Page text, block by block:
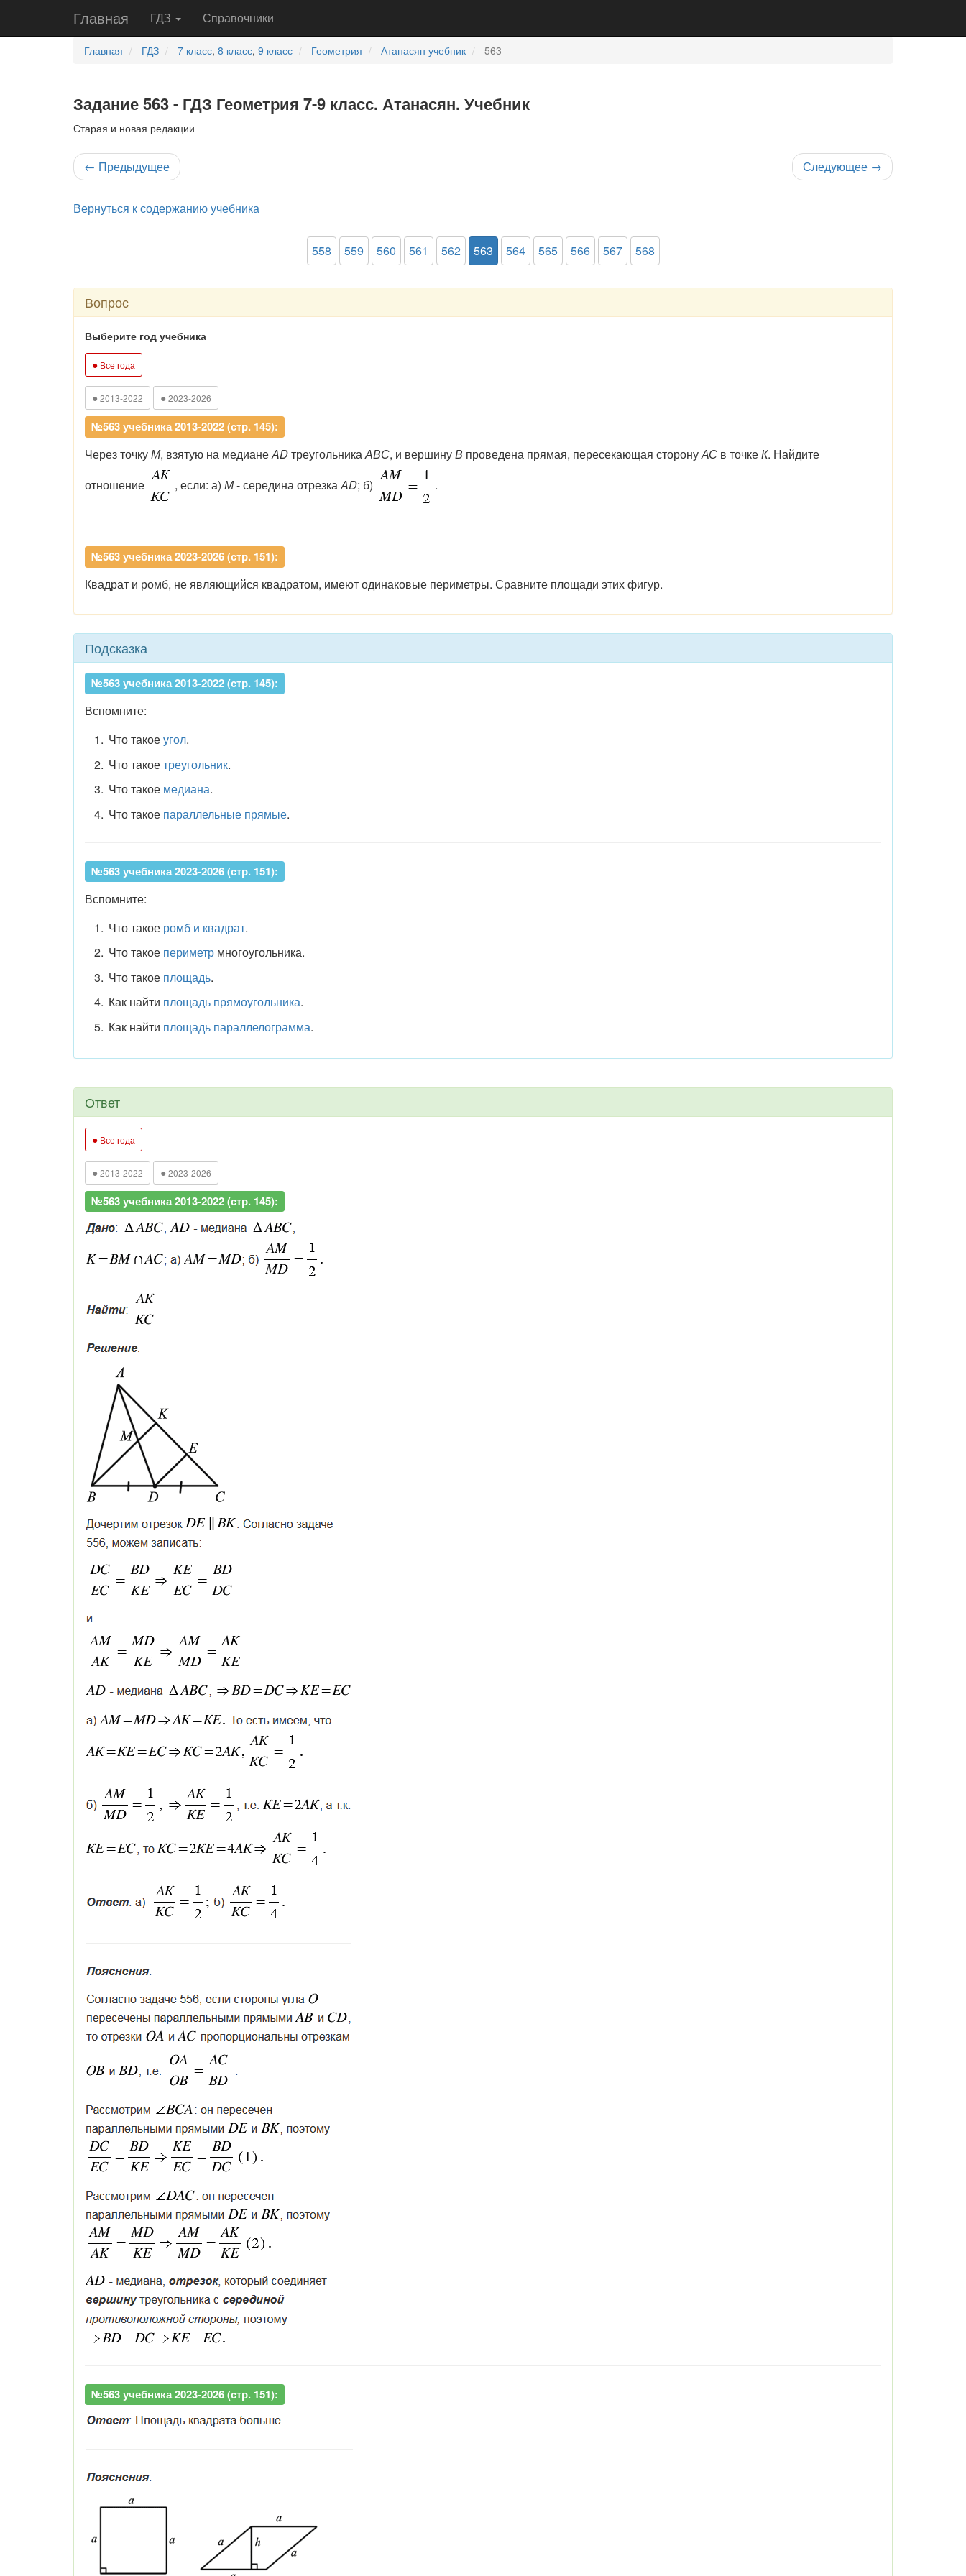
Главная ГДЗ Справочники
Главная ГДЗ 7 класс, 8 класс, 9 класс Геометрия Атанасян учебник 563
Задание 563 - ГДЗ Геометрия 7-9 класс. Атанасян. Учебник
Старая и новая редакции
← Предыдущее Следующее →
Вернуться к содержанию учебника
558 559 560 561 562 563 564 565 566 567 568
Вопрос
Выберите год учебника
● Все года
● 2013-2022 ● 2023-2026
№563 учебника 2013-2022 (стр. 145):
Через точкуМ, взятую на медианеADтреугольникаАВС, и вершинуВ проведена прямая, пересекающая сторонуАС в точкеК. Найдите
отношение
, если: а) М- середина отрезкаAD; б) .
№563 учебника 2023-2026 (стр. 151):
Квадрат и ромб, не являющийся квадратом, имеют одинаковые периметры. Сравните площади этих фигур.
Подсказка
№563 учебника 2013-2022 (стр. 145):
Вспомните:
Что такоеугол.
Что такоетреугольник.
Что такое медиана.
Что такое параллельные прямые.
№563 учебника 2023-2026 (стр. 151):
Вспомните:
Что такое ромб и квадрат.
Что такое периметрмногоугольника.
Что такое площадь.
Как найти площадь прямоугольника.
Как найти площадь параллелограмма.
Ответ
● Все года
● 2013-2022 ● 2023-2026
№563 учебника 2013-2022 (стр. 145):
№563 учебника 2023-2026 (стр. 151):